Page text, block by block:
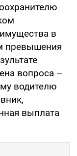
в
превышения
вопроса –
водителю
выплата